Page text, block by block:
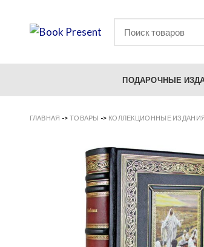
ПОДАРОЧНЫЕ
ГЛАВНАЯ -> ТОВАРЫ -> КОЛЛЕКЦИОННЫЕ